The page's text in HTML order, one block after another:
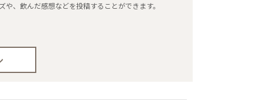
、飲んだ感想などを投稿することができます。